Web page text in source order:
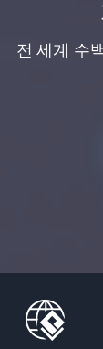
전 세계 수